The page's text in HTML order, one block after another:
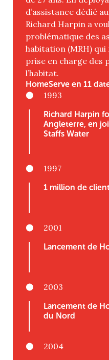
d’assistance dédié
Richard Harpin a
problématique des
habitation (MRH)
prise en charge des
l’habitat.
HomeServe en 11
1993
Richard Harpin
Angleterre, en
Staffs Water
1997
1 million de
2001
Lancement de
2003
Lancement de
du Nord
2004